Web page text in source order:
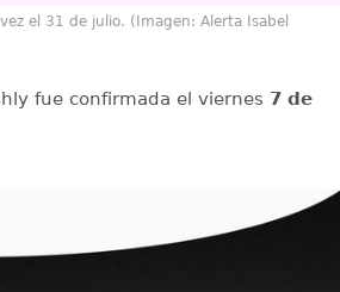
el 31 de julio. (Imagen: Alerta Isabel
fue confirmada el viernes 7 de